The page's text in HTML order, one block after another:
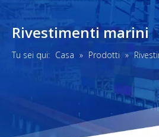
Rivestimenti marini
Tu sei qui: Casa » Prodotti »